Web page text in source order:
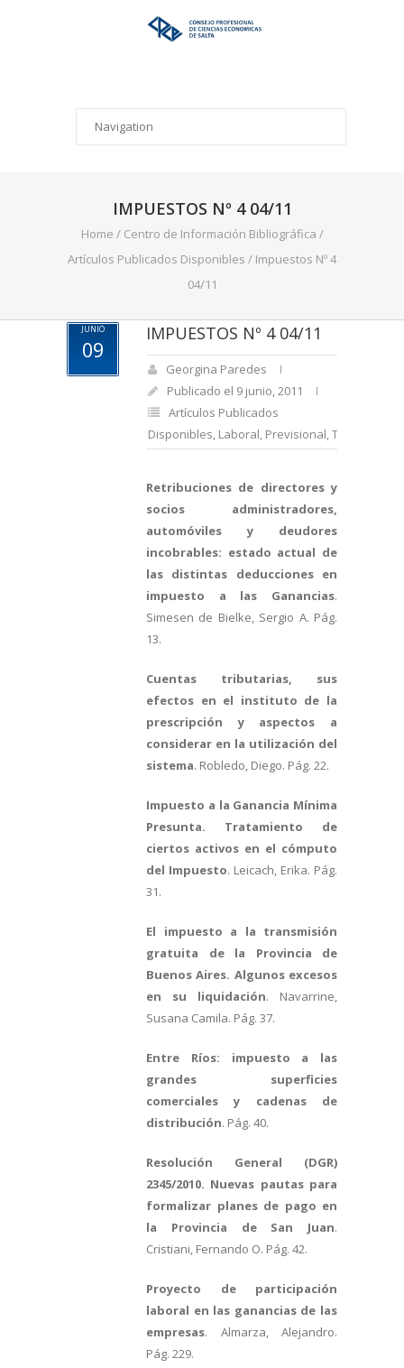
IMPUESTOS Nº 4 04/11
Home / Centro de Información Bibliográfica /
Artículos Publicados Disponibles / Impuestos Nº 4
04/11
JUNIO
09
IMPUESTOS Nº 4 04/11
Georgina Paredes
Publicado el 9 junio, 2011
Artículos Publicados
Disponibles, Laboral, Previsional,Tributario
Retribuciones de directores y
socios administradores,
automóviles y deudores
incobrables: estado actual de
las distintas deducciones en
impuesto a las Ganancias.
Simesen de Bielke, Sergio A. Pág.
13.
Cuentas tributarias, sus
efectos en el instituto de la
prescripción y aspectos a
considerar en la utilización del
sistema. Robledo, Diego. Pág. 22.
Impuesto a la Ganancia Mínima
Presunta. Tratamiento de
ciertos activos en el cómputo
del Impuesto. Leicach, Erika. Pág.
31.
El impuesto a la transmisión
gratuita de la Provincia de
Buenos Aires. Algunos excesos
en su liquidación. Navarrine,
Susana Camila. Pág. 37.
Entre Ríos: impuesto a las
grandes superficies
comerciales y cadenas de
distribución. Pág. 40.
Resolución General (DGR)
2345/2010. Nuevas pautas para
formalizar planes de pago en
la Provincia de San Juan.
Cristiani, Fernando O. Pág. 42.
Proyecto de participación
laboral en las ganancias de las
empresas. Almarza, Alejandro.
Pág. 229.